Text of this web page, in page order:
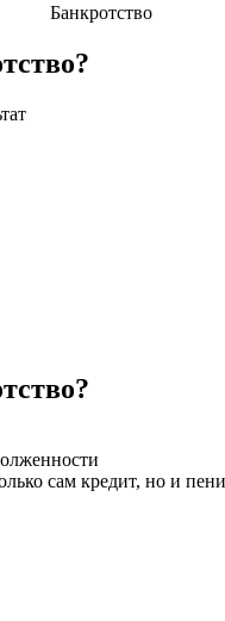
Банкротство
сам кредит, но и